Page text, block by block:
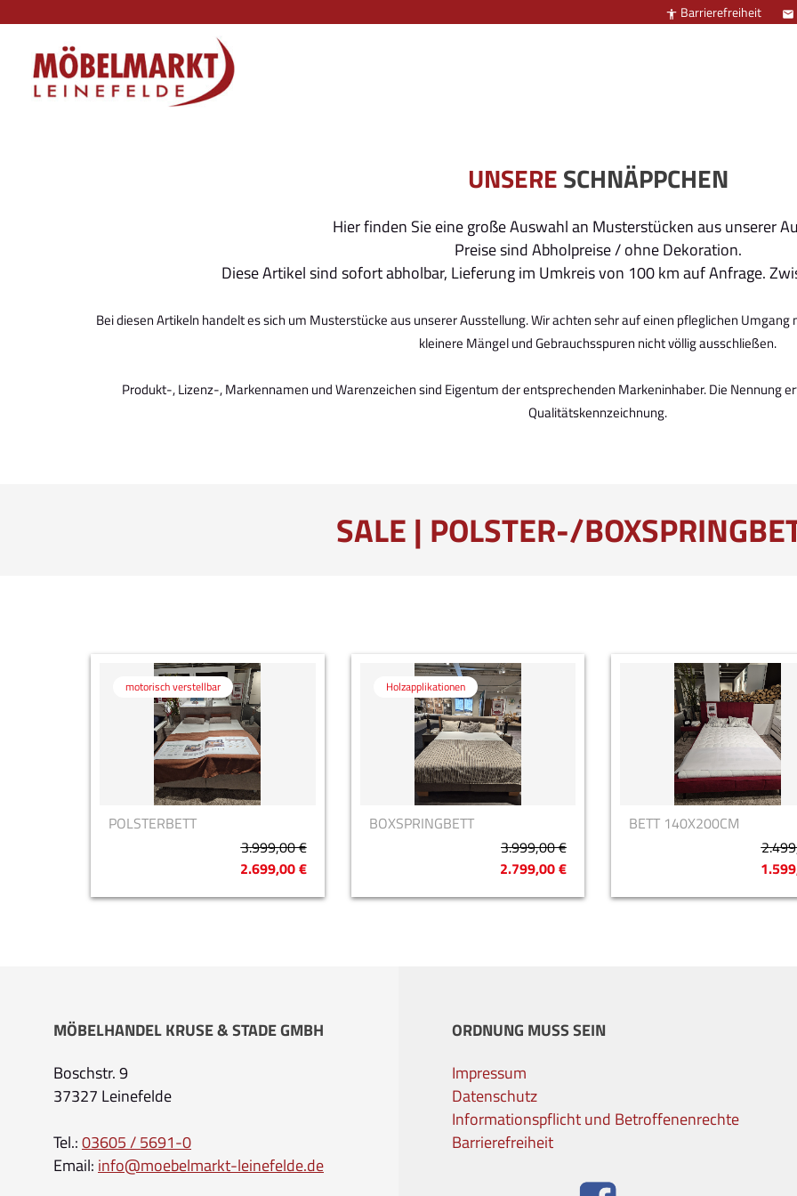
 Barrierefreiheit 
UNSERESCHNÄPPCHEN
Hier finden Sie eine große Auswahl an Musterstücken aus unserer
Preise sind Abholpreise / ohne Dekoration.
Diese Artikel sind sofort abholbar, Lieferung im Umkreis von 100 km auf Anfrage.
Bei diesen Artikeln handelt es sich um Musterstücke aus unserer Ausstellung. Wir achten sehr auf einen pfleglichen
kleinere Mängel und Gebrauchsspuren nicht völlig ausschließen.
Produkt-, Lizenz-, Markennamen und Warenzeichen sind Eigentum der entsprechenden Markeninhaber. Die Nennung
Qualitätskennzeichnung.
SALE | POLSTER-/
motorisch verstellbar
POLSTERBETT
3.999,00 €
2.699,00 €
Holzapplikationen
BOXSPRINGBETT
3.999,00 €
2.799,00 €
BETT 140X200CM
MÖBELHANDEL KRUSE & STADE GMBH
Boschstr. 9
37327 Leinefelde
Tel.:03605 / 5691-0
Email: info@moebelmarkt-leinefelde.de
ORDNUNG MUSS SEIN
Impressum
Datenschutz
Informationspflicht und Betroffenenrechte
Barrierefreiheit